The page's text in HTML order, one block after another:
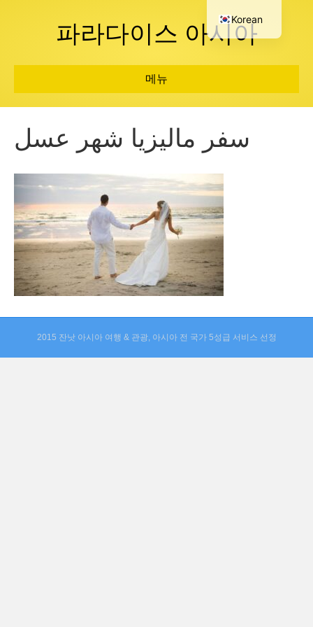
파라다이스 아시아
메뉴
سفر ماليزيا شهر عسل
2015 잔낫 아시아 여행 & 관광, 아시아 전 국가 5성급 서비스 선정
Korean